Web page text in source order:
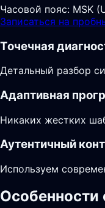
Часовой пояс: MSK
Записаться на
Точечная
Детальный разбор
Адаптивная
Никаких жестких
Аутентичный
Используем
Особенности